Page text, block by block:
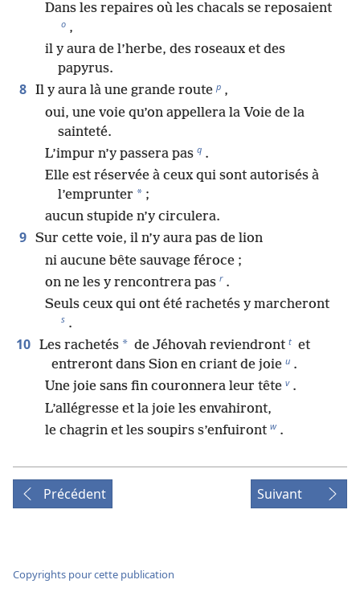
Dans les repaires où les chacals se reposaient
o ,
il y aura de l’herbe, des roseaux et des
papyrus.
8 Il y aura là une grande route p ,
oui, une voie qu’on appellera la Voie de la
sainteté.
L’impur n’y passera pas q .
Elle est réservée à ceux qui sont autorisés à
l’emprunter * ;
aucun stupide n’y circulera.
9 Sur cette voie, il n’y aura pas de lion
ni aucune bête sauvage féroce ;
on ne les y rencontrera pas r .
Seuls ceux qui ont été rachetés y marcheront
s .
10 Les rachetés * de Jéhovah reviendront t et
entreront dans Sion en criant de joie u .
Une joie sans fin couronnera leur tête v .
L’allégresse et la joie les envahiront,
le chagrin et les soupirs s’enfuiront w .
Précédent Suivant
Copyrights pour cette publication